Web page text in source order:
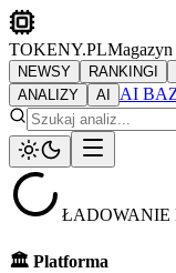
TOKENY.PLMagazyn
NEWSY RANKINGI
ANALIZY
AI AI
ŁADOWANIE
🏛️ Platforma